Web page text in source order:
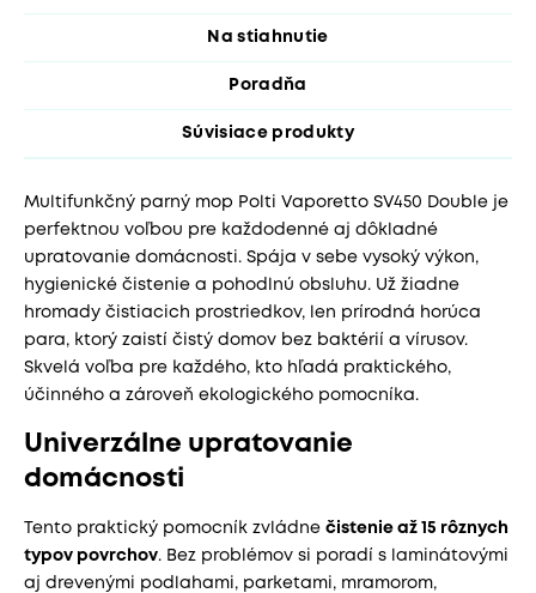
Na stiahnutie
Poradňa
Súvisiace produkty
Multifunkčný parný mop Polti Vaporetto SV450 Double je
perfektnou voľbou pre každodenné aj dôkladné
upratovanie domácnosti. Spája v sebe vysoký výkon,
hygienické čistenie a pohodlnú obsluhu. Už žiadne
hromady čistiacich prostriedkov, len prírodná horúca
para, ktorý zaistí čistý domov bez baktérií a vírusov.
Skvelá voľba pre každého, kto hľadá praktického,
účinného a zároveň ekologického pomocníka.
Univerzálne upratovanie
domácnosti
Tento praktický pomocník zvládne čistenie až 15 rôznych
typov povrchov. Bez problémov si poradí s laminátovými
aj drevenými podlahami, parketami, mramorom,